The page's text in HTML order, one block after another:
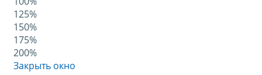
125%
150%
175%
200%
Закрыть окно